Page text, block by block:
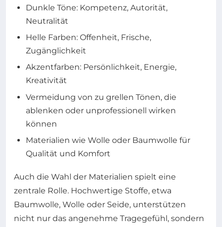
Dunkle Töne: Kompetenz, Autorität,
Neutralität
Helle Farben: Offenheit, Frische,
Zugänglichkeit
Akzentfarben: Persönlichkeit, Energie,
Kreativität
Vermeidung von zu grellen Tönen, die
ablenken oder unprofessionell wirken
können
Materialien wie Wolle oder Baumwolle für
Qualität und Komfort
Auch die Wahl der Materialien spielt eine
zentrale Rolle. Hochwertige Stoffe, etwa
Baumwolle, Wolle oder Seide, unterstützen
nicht nur das angenehme Tragegefühl, sondern